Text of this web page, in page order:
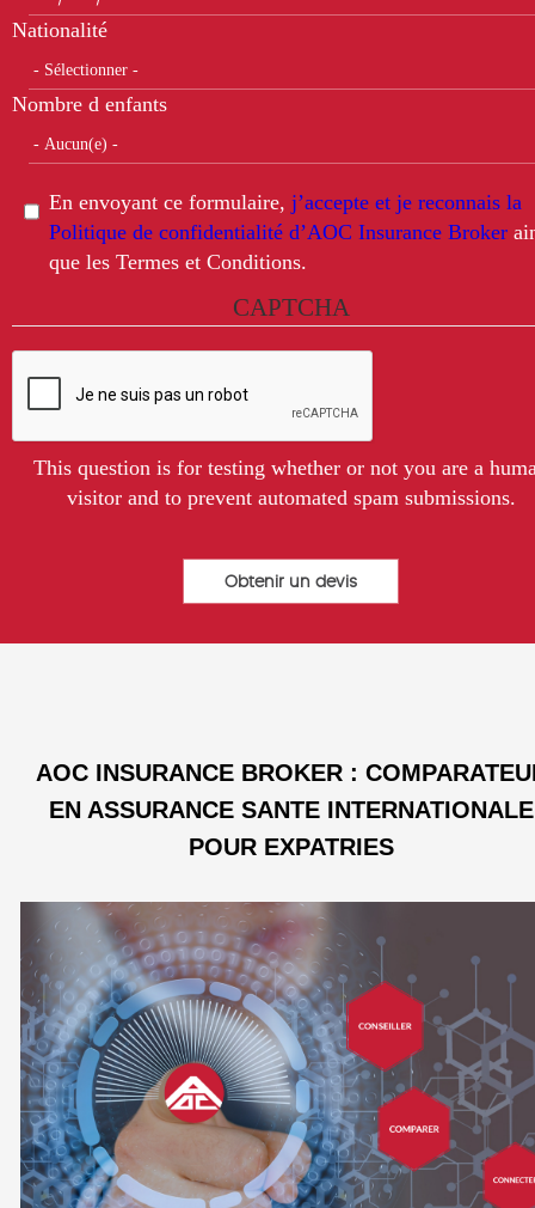
Nationalité
Nombre d enfants
En envoyant ce formulaire, j’accepte et je reconnais la
Politique de confidentialité d’AOC Insurance Broker
que les Termes et Conditions.
CAPTCHA
This question is for testing whether or not you are a
visitor and to prevent automated spam submissions.
AOC INSURANCE BROKER :
EN ASSURANCE SANTE INTERNATIONALE
POUR EXPATRIES